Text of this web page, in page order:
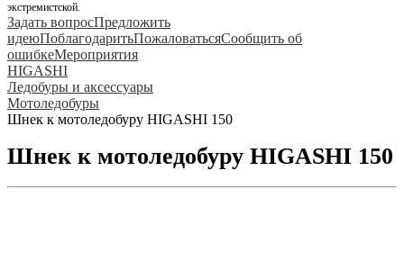
экстремистской.
Задать вопросПредложить
идеюПоблагодаритьПожаловатьсяСообщить об
ошибкеМероприятия
HIGASHI
Ледобуры и аксессуары
Мотоледобуры
Шнек к мотоледобуру HIGASHI 150
Шнек к мотоледобуру HIGASHI 150